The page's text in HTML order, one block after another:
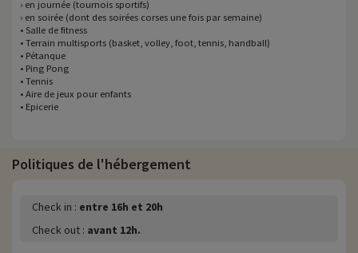
› en journée (tournois sportifs)
› en soirée (dont des soirées corses une fois par semaine)
• Salle de fitness
• Terrain multisports (basket, volley, foot, tennis, handball)
• Pétanque
• Ping Pong
• Tennis
• Aire de jeux pour enfants
• Epicerie
Politiques de l'hébergement
Check in : entre 16h et 20h
Check out : avant 12h.